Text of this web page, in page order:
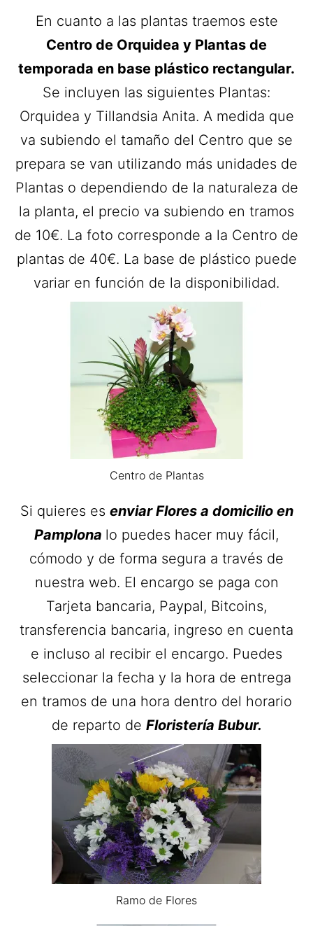
En cuanto a las plantas traemos este
Centro de Orquidea y Plantas de
temporada en base plástico rectangular.
Se incluyen las siguientes Plantas:
Orquidea y Tillandsia Anita. A medida que
va subiendo el tamaño del Centro que se
prepara se van utilizando más unidades de
Plantas o dependiendo de la naturaleza de
la planta, el precio va subiendo en tramos
de 10€. La foto corresponde a la Centro de
plantas de 40€. La base de plástico puede
variar en función de la disponibilidad.
Centro de Plantas
Si quieres es enviar Flores a domicilio en
Pamplona lo puedes hacer muy fácil,
cómodo y de forma segura a través de
nuestra web. El encargo se paga con
Tarjeta bancaria, Paypal, Bitcoins,
transferencia bancaria, ingreso en cuenta
e incluso al recibir el encargo. Puedes
seleccionar la fecha y la hora de entrega
en tramos de una hora dentro del horario
de reparto de Floristería Bubur.
Ramo de Flores